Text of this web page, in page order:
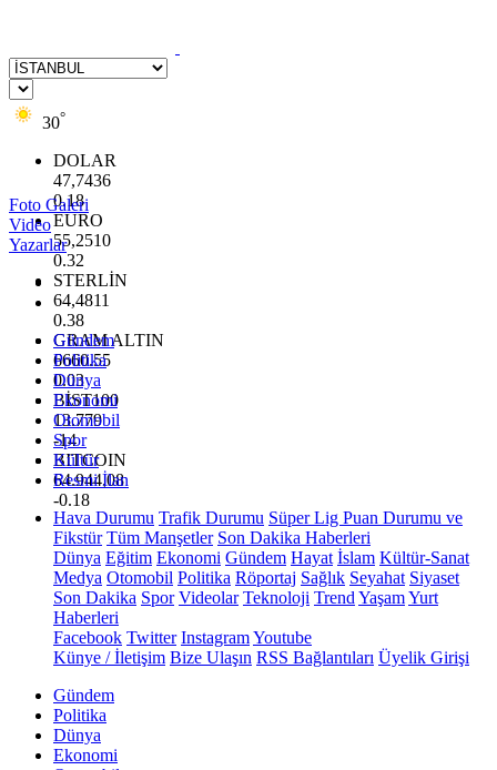
30°
DOLAR
47,7436
0.18
EURO
55,2510
0.32
STERLİN
64,4811
0.38
GRAM ALTIN
6660.55
0.03
BİST100
13.779
-14
BITCOIN
64.944,08
-0.18
Foto Galeri
Video
Yazarlar
Gündem
Politika
Dünya
Ekonomi
Otomobil
Spor
Kültür
Resmi İlan
Hava Durumu Trafik Durumu Süper Lig Puan Durumu ve
Fikstür Tüm Manşetler Son Dakika Haberleri
Dünya Eğitim Ekonomi Gündem Hayat İslam Kültür-Sanat
Medya Otomobil Politika Röportaj Sağlık Seyahat Siyaset
Son Dakika Spor Videolar Teknoloji Trend YaşamYurt
Haberleri
Facebook Twitter InstagramYoutube
Künye / İletişim Bize Ulaşın RSS Bağlantıları Üyelik Girişi
Gündem
Politika
Dünya
Ekonomi